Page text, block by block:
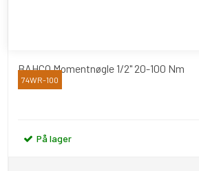
BAHCO Momentnøgle 1/2" 20-100 Nm
Bahco
74WR-100
På lager